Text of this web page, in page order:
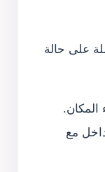
على حالة
المكان.
مع